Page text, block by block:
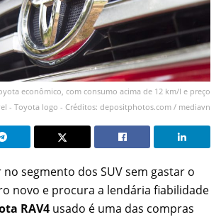
econômico, com consumo acima de 12 km/l e preço
- Toyota logo - Créditos: depositphotos.com / mediavn
segmento dos SUV sem gastar o
novo e procura a lendária fiabilidade
RAV4 usado é uma das compras